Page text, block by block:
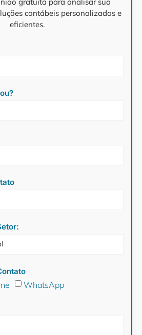
contábeis personalizadas e
eficientes.
WhatsApp